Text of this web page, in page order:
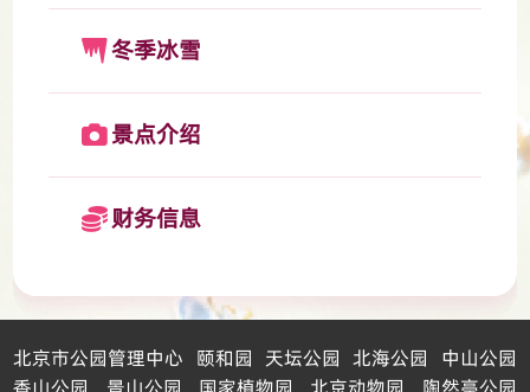
冬季冰雪
景点介绍
财务信息
北京市公园管理中心 颐和园 天坛公园 北海公园
中山公园